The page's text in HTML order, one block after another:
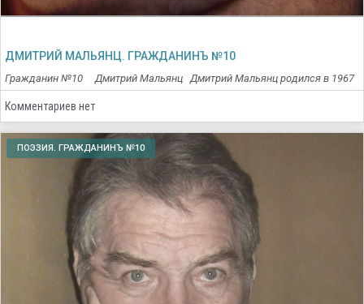
ДМИТРИЙ МАЛЬЯНЦ. ГРАЖДАНИНЪ №10
Гражданин №10 Дмитрий Мальянц Дмитрий Мальянц родился в 1967
Комментариев нет
ПОЭЗИЯ. ГРАЖДАНИНЪ №10